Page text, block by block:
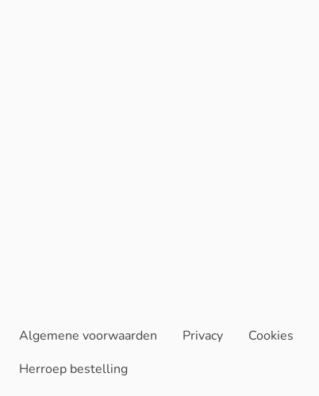
Algemene voorwaarden Privacy Cookies
Herroep bestelling